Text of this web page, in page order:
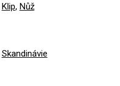
Klip, Nůž
Skandinávie